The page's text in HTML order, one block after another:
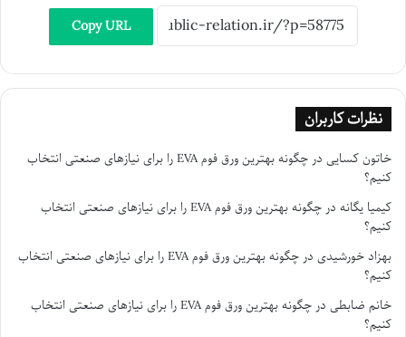
Copy URL
نظرات کاربران
خاتون کسایی در
چگونه بهترین ورق فوم EVA را برای نیازهای صنعتی انتخاب
کنیم؟
کیمیا یگانه در
چگونه بهترین ورق فوم EVA را برای نیازهای صنعتی انتخاب
کنیم؟
بهزاد خورشیدی در
چگونه بهترین ورق فوم EVA را برای نیازهای صنعتی انتخاب
کنیم؟
خانم ضابطی در
چگونه بهترین ورق فوم EVA را برای نیازهای صنعتی انتخاب
کنیم؟